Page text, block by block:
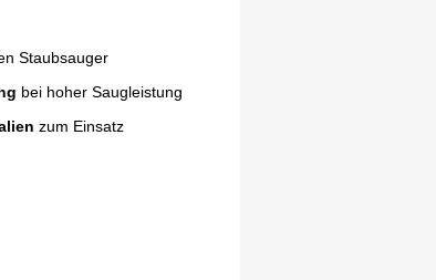
Staubsauger
bei hoher Saugleistung
zum Einsatz